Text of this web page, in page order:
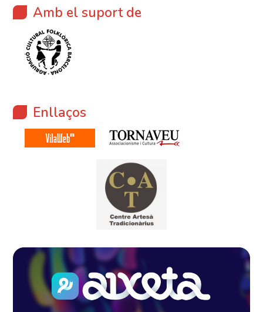
Amb el suport de
Enllaços